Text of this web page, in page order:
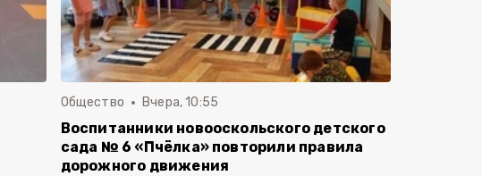
Общество Вчера, 10:55
Воспитанники новооскольского детского
сада № 6 «Пчёлка» повторили правила
дорожного движения